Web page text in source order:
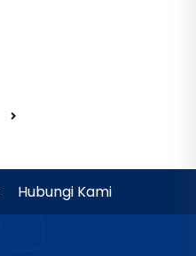
Hubungi Kami